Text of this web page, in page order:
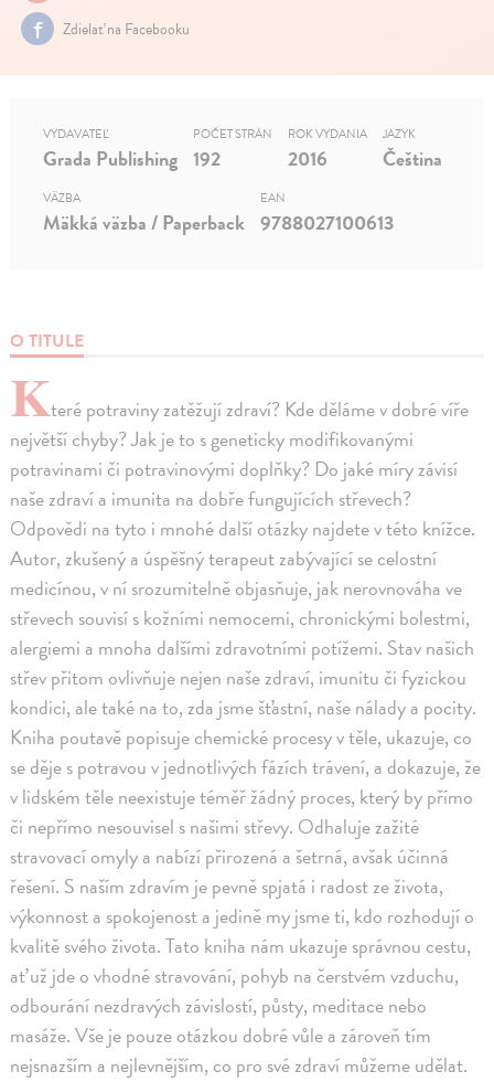
Zdielať na Facebooku
O TITULE
Které potraviny zatěžují zdraví? Kde děláme v dobré víře
největší chyby? Jak je to s geneticky modifikovanými
potravinami či potravinovými doplňky? Do jaké míry závisí
naše zdraví a imunita na dobře fungujících střevech?
Odpovědi na tyto i mnohé další otázky najdete v této knížce.
Autor, zkušený a úspěšný terapeut zabývající se celostní
medicínou, v ní srozumitelně objasňuje, jak nerovnováha ve
střevech souvisí s kožními nemocemi, chronickými bolestmi,
alergiemi a mnoha dalšími zdravotními potížemi. Stav našich
střev přitom ovlivňuje nejen naše zdraví, imunitu či fyzickou
kondici, ale také na to, zda jsme šťastní, naše nálady a pocity.
Kniha poutavě popisuje chemické procesy v těle, ukazuje, co
se děje s potravou v jednotlivých fázích trávení, a dokazuje, že
v lidském těle neexistuje téměř žádný proces, který by přímo
či nepřímo nesouvisel s našimi střevy. Odhaluje zažité
stravovací omyly a nabízí přirozená a šetrná, avšak účinná
řešení. S naším zdravím je pevně spjatá i radost ze života,
výkonnost a spokojenost a jedině my jsme ti, kdo rozhodují o
kvalitě svého života. Tato kniha nám ukazuje správnou cestu,
ať už jde o vhodné stravování, pohyb na čerstvém vzduchu,
odbourání nezdravých závislostí, půsty, meditace nebo
masáže. Vše je pouze otázkou dobré vůle a zároveň tím
nejsnazším a nejlevnějším, co pro své zdraví můžeme udělat.
VYDAVATEĽ
Grada Publishing
POČET STRÁN
192
ROK VYDANIA
2016
JAZYK
Čeština
VÄZBA
Mäkká väzba / Paperback
EAN
9788027100613